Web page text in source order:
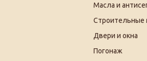
Масла и
Строительные
Двери и окна
Погонаж